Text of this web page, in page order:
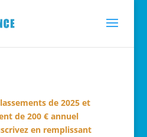
de 2025 et
de 200 € annuel
en remplissant